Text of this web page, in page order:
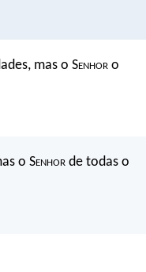
mas o Senhor o
o Senhor de todas o